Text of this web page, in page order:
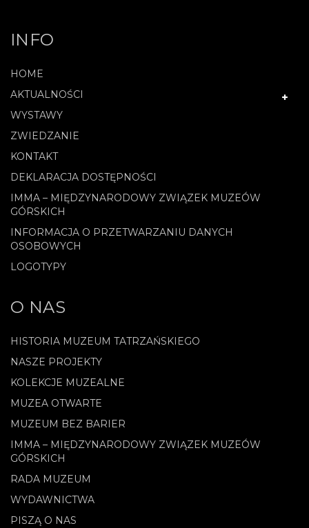
INFO
HOME
AKTUALNOŚCI
WYSTAWY
ZWIEDZANIE
KONTAKT
DEKLARACJA DOSTĘPNOŚCI
IMMA – MIĘDZYNARODOWY ZWIĄZEK MUZEÓW
GÓRSKICH
INFORMACJA O PRZETWARZANIU DANYCH
OSOBOWYCH
LOGOTYPY
O NAS
HISTORIA MUZEUM TATRZAŃSKIEGO
NASZE PROJEKTY
KOLEKCJE MUZEALNE
MUZEA OTWARTE
MUZEUM BEZ BARIER
IMMA – MIĘDZYNARODOWY ZWIĄZEK MUZEÓW
GÓRSKICH
RADA MUZEUM
WYDAWNICTWA
PISZĄ O NAS